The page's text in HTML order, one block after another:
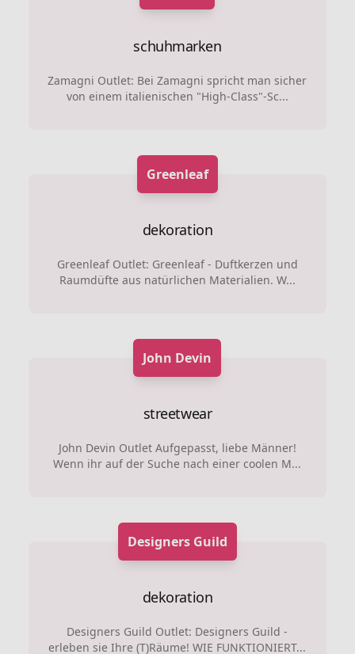
schuhmarken
Zamagni Outlet: Bei Zamagni spricht man sicher
von einem italienischen "High-Class"-Sc...
Greenleaf
dekoration
Greenleaf Outlet: Greenleaf - Duftkerzen und
Raumdüfte aus natürlichen Materialien. W...
John Devin
streetwear
John Devin Outlet Aufgepasst, liebe Männer!
Wenn ihr auf der Suche nach einer coolen M...
Designers Guild
dekoration
Designers Guild Outlet: Designers Guild -
erleben sie Ihre (T)Räume! WIE FUNKTIONIERT...